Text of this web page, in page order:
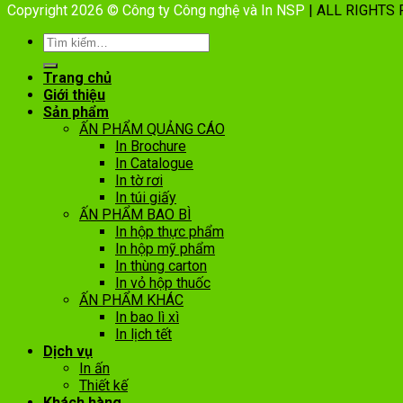
Copyright 2026 © Công ty Công nghệ và In NSP | ALL RIGHTS
Trang chủ
Giới thiệu
Sản phẩm
ẤN PHẨM QUẢNG CÁO
In Brochure
In Catalogue
In tờ rơi
In túi giấy
ẤN PHẨM BAO BÌ
In hộp thực phẩm
In hộp mỹ phẩm
In thùng carton
In vỏ hộp thuốc
ẤN PHẨM KHÁC
In bao lì xì
In lịch tết
Dịch vụ
In ấn
Thiết kế